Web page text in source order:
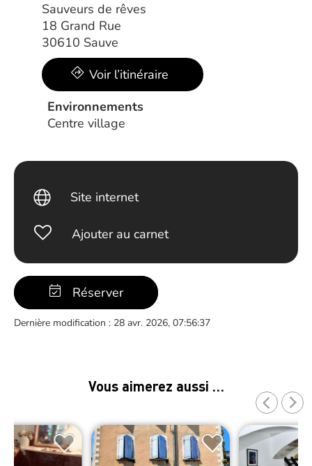
Sauveurs de rêves
18 Grand Rue
30610 Sauve
Voir l’itinéraire
Environnements
Centre village
Site internet
Ajouter au carnet
Réserver
Dernière modification : 28 avr. 2026, 07:56:37
Vous aimerez aussi …